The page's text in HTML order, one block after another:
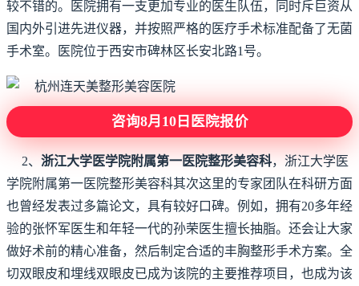
较不错的。医院拥有一支更加专业的医生队伍，同时斥巨资从
国内外引进先进仪器，并按照严格的医疗手术标准配备了无菌
手术室。医院位于西安市碑林区长安北路1号。
咨询8月10日医院报价
2、浙江大学医学院附属第一医院整形美容科，浙江大学医
学院附属第一医院整形美容科其次这里的专家团队在科研方面
也曾经发表过多篇论文，具有较好口碑。例如，拥有20多年经
验的张怀军医生和年轻一代的孙荣医生擅长抽脂。还会让大家
做好术前的精心准备，然后制定合适的丰胸整形手术方案。全
切双眼皮和埋线双眼皮已成为该院的主要推荐项目，也成为该